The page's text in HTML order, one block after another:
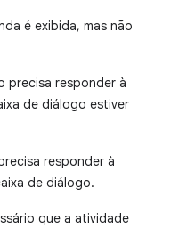
é exibida, mas não
precisa responder à
de diálogo estiver
responder à
de diálogo.
que a atividade